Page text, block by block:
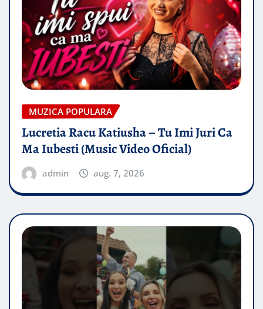
MUZICA POPULARA
Lucretia Racu Katiusha – Tu Imi Juri Ca
Ma Iubesti (Music Video Oficial)
admin aug. 7, 2026